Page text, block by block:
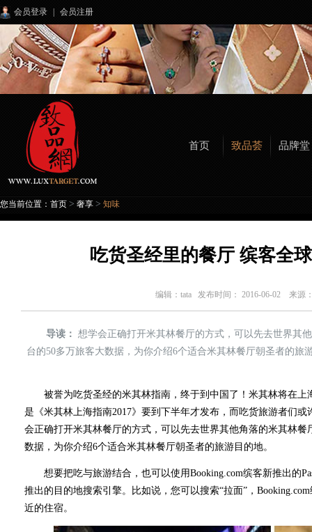
会员登录 会员注册
首页 致品荟 品牌堂
您当前位置： 首页 > 奢享 > 知味
吃货圣经里的餐厅 缤客全
编辑： tata 发布时间： 2016-06-02 来源
导读： 想学会正确打开米其林餐厅的方式，可以先去世界其
台的50多万旅客大数据，为你介绍6个适合米其林餐厅朝圣者的旅
被誉为吃货圣经的米其林指南，终于到中国了！米其林将在上
是《米其林上海指南2017》要到下半年才发布，而吃货旅游者们
会正确打开米其林餐厅的方式，可以先去世界其他角落的米其林餐
数据，为你介绍6个适合米其林餐厅朝圣者的旅游目的地。
想要把吃与旅游结合，也可以使用Booking.com缤客新推出的
推出的目的地搜索引擎。比如说，您可以搜索“拉面”，
近的住宿。